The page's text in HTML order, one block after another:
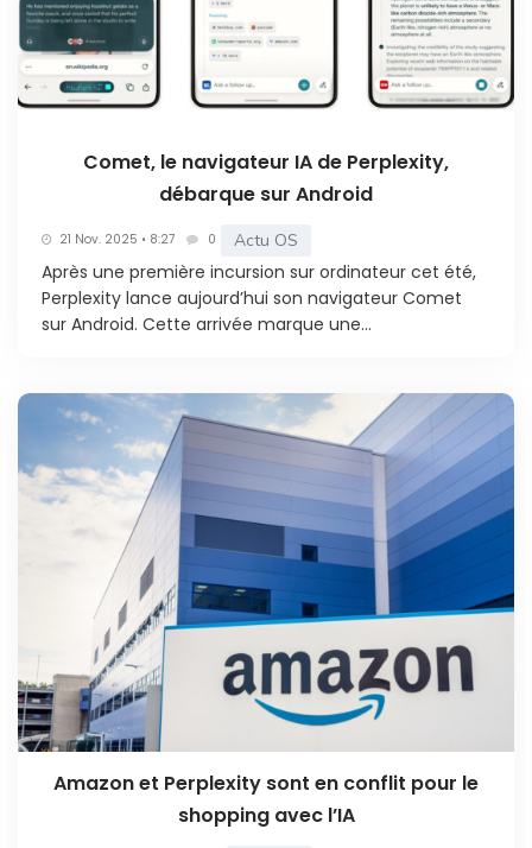
Comet, le navigateur IA de Perplexity,
débarque sur Android
21 Nov. 2025 • 8:27 0 Actu OS
Après une première incursion sur ordinateur cet été,
Perplexity lance aujourd’hui son navigateur Comet
sur Android. Cette arrivée marque une...
Amazon et Perplexity sont en conflit pour le
shopping avec l’IA